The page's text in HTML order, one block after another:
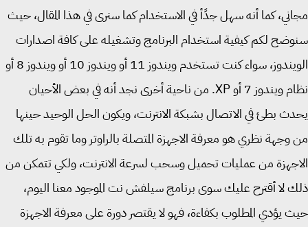
كما أنه سهل جدًأ في الاستخدام كما سنرى في هذا المقال، حيث
لكم كيفية استخدام البرنامج وتشغيله على كافة اصدارات
الويندوز، سواء كنت تستخدم ويندوز 11 أو ويندوز 10 أو ويندوز 8 أو
نظام ويندوز 7 أو XP. من ناحية أخرى نجد أنه في بعض الأحيان
بطئ في الاتصال بشبكة الانترنت، ويكون الحل الوحيد حينها
نظري هو معرفة الاجهزة المتصلة بالراوتر وما تقوم به تلك
من عمليات تحميل وسحب لسرعة الانترنت، ولكي تتمكن من
لا أقترح عليك سوى برنامج سيلفش نت الموجود معنا اليوم،
يؤدي المطلوب بكفاءة، فهو لا يقتصر دورة على معرفة الاجهزة